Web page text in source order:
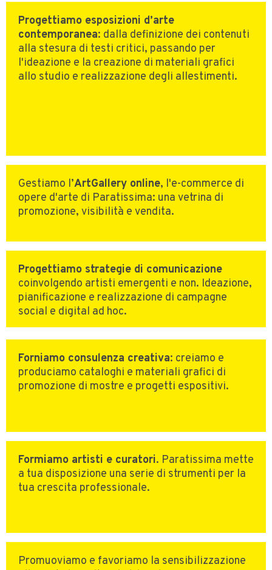
Progettiamo esposizioni d’arte
contemporanea: dalla definizione dei contenuti
alla stesura di testi critici, passando per
l'ideazione e la creazione di materiali grafici
allo studio e realizzazione degli allestimenti.
Gestiamo l’ArtGallery online, l'e-commerce di
opere d'arte di Paratissima: una vetrina di
promozione, visibilità e vendita.
Progettiamo strategie di comunicazione
coinvolgendo artisti emergenti e non. Ideazione,
pianificazione e realizzazione di campagne
social e digital ad hoc.
Forniamo consulenza creativa: creiamo e
produciamo cataloghi e materiali grafici di
promozione di mostre e progetti espositivi.
Formiamo artisti e curatori. Paratissima mette
a tua disposizione una serie di strumenti per la
tua crescita professionale.
Promuoviamo e favoriamo la sensibilizzazione